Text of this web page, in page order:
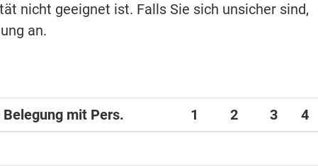
nicht geeignet ist. Falls Sie sich unsicher sind,
an.
mit Pers. 1 2 3
4